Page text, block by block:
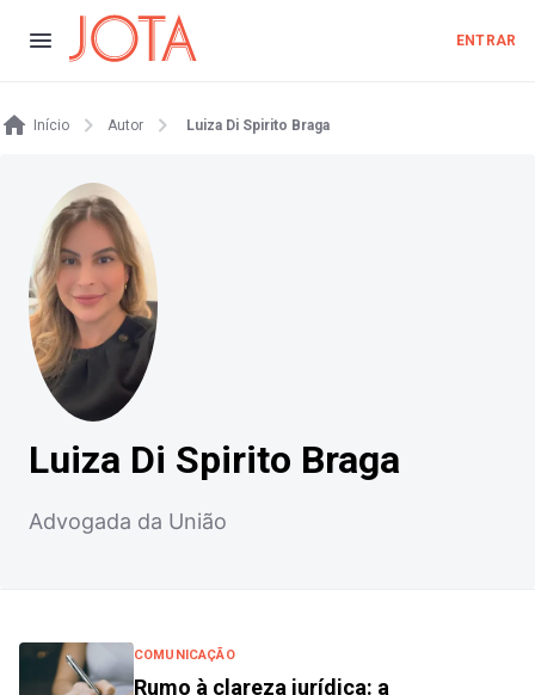
ENTRAR
Início Autor Luiza Di Spirito Braga
Luiza Di Spirito Braga
Advogada da União
COMUNICAÇÃO
Rumo à clareza jurídica: a